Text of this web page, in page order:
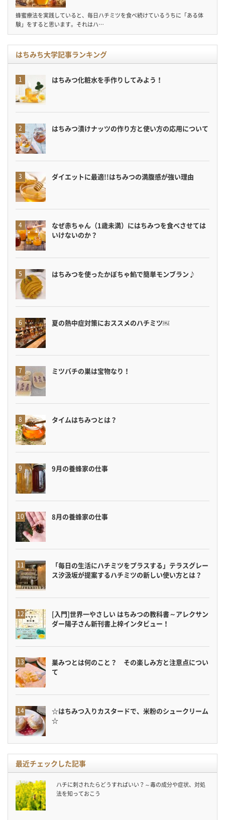
蜂蜜療法を実践していると、毎日ハチミツを食べ続けているうちに「ある体
験」をすると思います。それはハ…
はちみち大学記事ランキング
はちみつ化粧水を手作りしてみよう！
はちみつ漬けナッツの作り方と使い方の応用について
ダイエットに最適!!はちみつの満腹感が強い理由
なぜ赤ちゃん（1歳未満）にはちみつを食べさせては
いけないのか？
はちみつを使ったかぼちゃ餡で簡単モンブラン♪
夏の熱中症対策におススメのハチミツ￼
ミツバチの巣は宝物なり！
タイムはちみつとは？
9月の養蜂家の仕事
8月の養蜂家の仕事
「毎日の生活にハチミツをプラスする」テラスグレー
ス汐汲坂が提案するハチミツの新しい使い方とは？
[入門]世界一やさしい はちみつの教科書～アレクサン
ダー陽子さん新刊書上梓インタビュー！
巣みつとは何のこと？ その楽しみ方と注意点につい
て
☆はちみつ入りカスタードで、米粉のシュークリーム
☆
最近チェックした記事
ハチに刺されたらどうすればいい？～毒の成分や症状、対処
法を知っておこう